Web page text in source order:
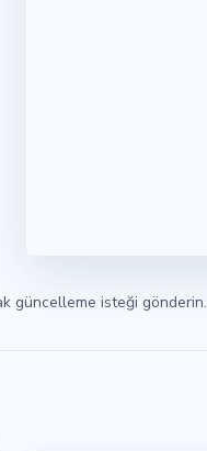
güncelleme isteği gönderin.